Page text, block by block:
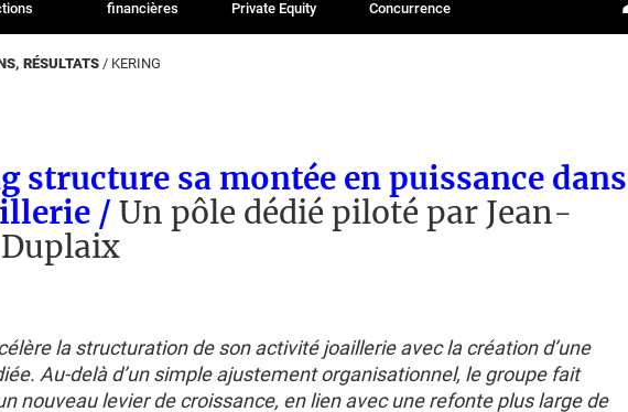
financières
Private Equity
Concurrence
RÉSULTATS / KERING
structure sa montée en puissance dans
/ Un pôle dédié piloté par Jean-
la structuration de son activité joaillerie avec la création d’une
Au-delà d’un simple ajustement organisationnel, le groupe fait
nouveau levier de croissance, en lien avec une refonte plus large de